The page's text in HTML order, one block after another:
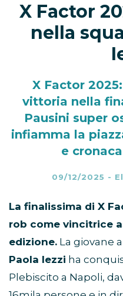
X Factor
nella
X Factor
vittoria nella
Pausini super
infiamma la
e
09/12/2025 -
La finalissima di X
rob come vincitrice
edizione. La giovane
Paola Iezzi ha
Plebiscito a Napoli,